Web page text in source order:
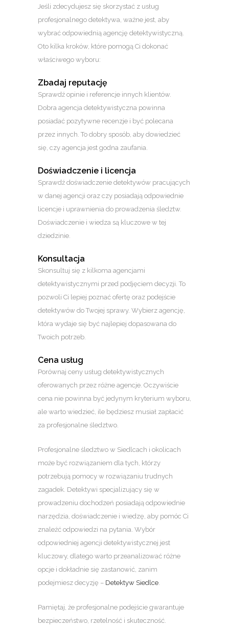
Jeśli zdecydujesz się skorzystać z usług
profesjonalnego detektywa, ważne jest, aby
wybrać odpowiednią agencję detektywistyczną.
Oto kilka kroków, które pomogą Ci dokonać
właściwego wyboru:
Zbadaj reputację
Sprawdź opinie i referencje innych klientów.
Dobra agencja detektywistyczna powinna
posiadać pozytywne recenzje i być polecana
przez innych. To dobry sposób, aby dowiedzieć
się, czy agencja jest godna zaufania.
Doświadczenie i licencja
Sprawdź doświadczenie detektywów pracujących
w danej agencji oraz czy posiadają odpowiednie
licencje i uprawnienia do prowadzenia śledztw.
Doświadczenie i wiedza są kluczowe w tej
dziedzinie.
Konsultacja
Skonsultuj się z kilkoma agencjami
detektywistycznymi przed podjęciem decyzji. To
pozwoli Ci lepiej poznać ofertę oraz podejście
detektywów do Twojej sprawy. Wybierz agencję,
która wydaje się być najlepiej dopasowana do
Twoich potrzeb.
Cena usług
Porównaj ceny usług detektywistycznych
oferowanych przez różne agencje. Oczywiście
cena nie powinna być jedynym kryterium wyboru,
ale warto wiedzieć, ile będziesz musiał zapłacić
za profesjonalne śledztwo.
Profesjonalne śledztwo w Siedlcach i okolicach
może być rozwiązaniem dla tych, którzy
potrzebują pomocy w rozwiązaniu trudnych
zagadek. Detektywi specjalizujący się w
prowadzeniu dochodzeń posiadają odpowiednie
narzędzia, doświadczenie i wiedzę, aby pomóc Ci
znaleźć odpowiedzi na pytania. Wybór
odpowiedniej agencji detektywistycznej jest
kluczowy, dlatego warto przeanalizować różne
opcje i dokładnie się zastanowić, zanim
podejmiesz decyzję – Detektyw Siedlce
Pamiętaj, że profesjonalne podejście gwarantuje
bezpieczeństwo, rzetelność i skuteczność.